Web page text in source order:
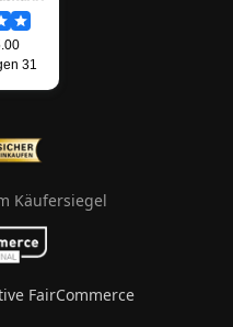
Käufersiegel
FairCommerce